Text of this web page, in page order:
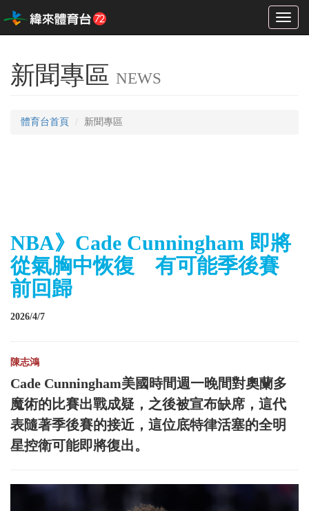
Toggle
新聞專區 NEWS
體育台首頁 新聞專區
NBA》Cade Cunningham 即將
從氣胸中恢復 有可能季後賽
前回歸
2026/4/7
陳志鴻
Cade Cunningham美國時間週一晚間對奧蘭多
魔術的比賽出戰成疑，之後被宣布缺席，這代
表隨著季後賽的接近，這位底特律活塞的全明
星控衛可能即將復出。